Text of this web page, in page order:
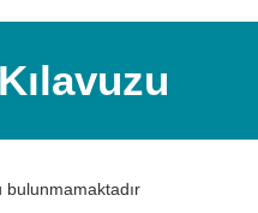
bulunmamaktadır